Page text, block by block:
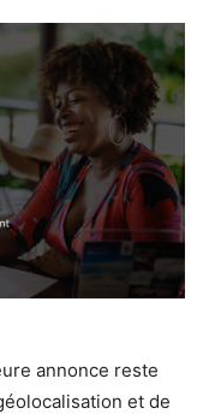
annonce reste
et de